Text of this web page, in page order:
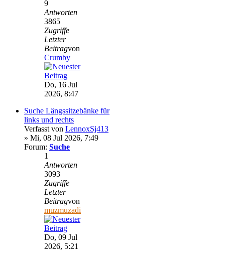
9
Antworten
3865
Zugriffe
Letzter
Beitragvon
Crumby
Do, 16 Jul
2026, 8:47
Suche Längssitzebänke für
links und rechts
Verfasst von LennoxSj413
» Mi, 08 Jul 2026, 7:49
Forum: Suche
1
Antworten
3093
Zugriffe
Letzter
Beitragvon
muzmuzadi
Do, 09 Jul
2026, 5:21